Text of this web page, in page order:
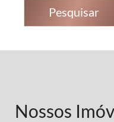
Pesquisar
Nossos